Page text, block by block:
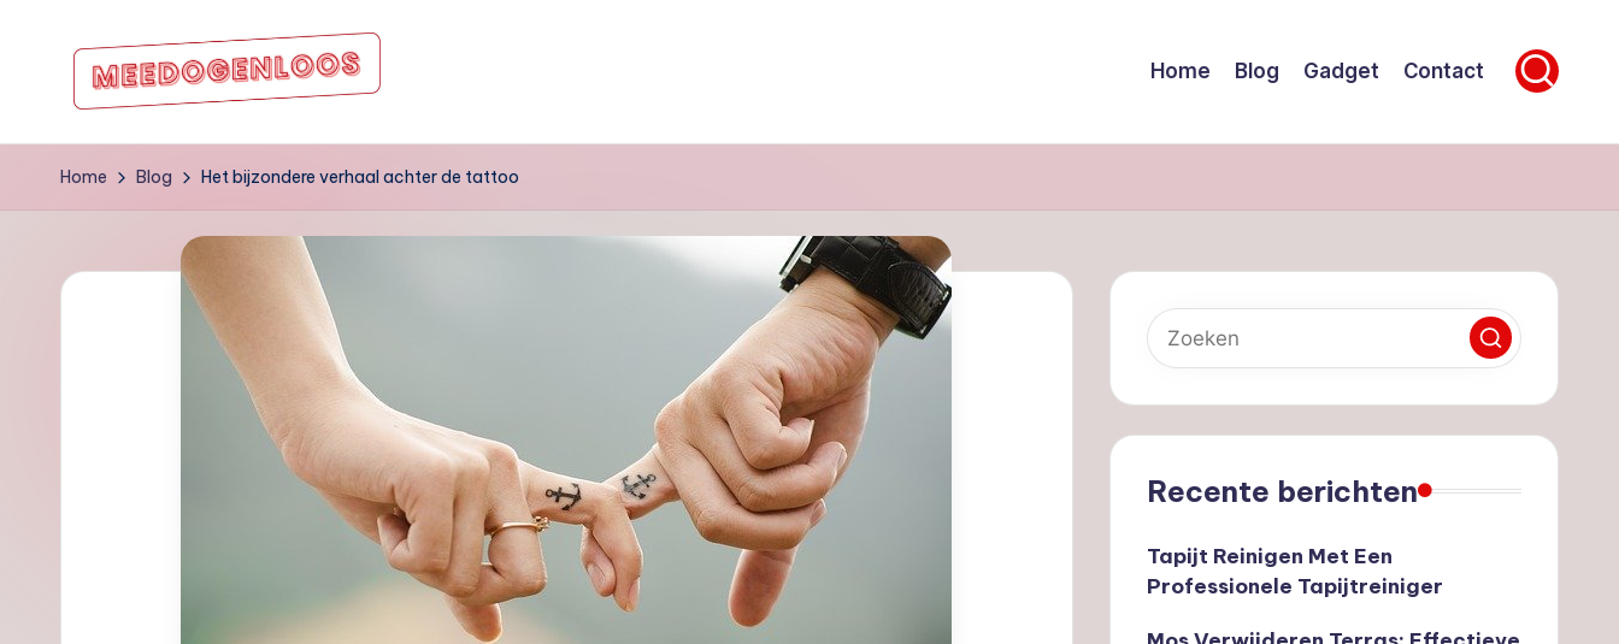
inhoud
m
e
d
Home Blog Gadget Contact
Home Blog Het bijzondere verhaal achter de tattoo
Recente berichten
Tapijt Reinigen Met Een
Professionele Tapijtreiniger